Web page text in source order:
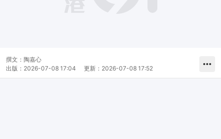
撰文： 陶嘉心
出版： 2026-07-08 17:04 更新： 2026-07-08 17:52